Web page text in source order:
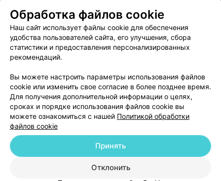
Пользовательское соглашение
Способы оплаты
Вакансии
Партнеры
Написать руководителю 103.by
Обработка персональных данных
© 2026 ООО «Артокс Лаб», УНП 191700409
| 220012, Республика Беларусь,
г. Минск, улица Толбухина, 2, пом. 16 | help@103.by
Служба поддержки +375 291212755
Обработка файлов cookie
Наш сайт использует файлы cookie для обеспечения
удобства пользователей сайта, его улучшения, сбора
статистики и предоставления персонализированных
рекомендаций.
Вы можете настроить параметры использования файлов
cookie или изменить свое согласие в более позднее время.
Для получения дополнительной информации о целях,
сроках и порядке использования файлов cookie вы
можете ознакомиться с нашей Политикой обработки
файлов cookie
Отклонить
Принять